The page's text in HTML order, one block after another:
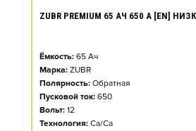
ZUBR PREMIUM 65 АЧ 650 А [EN]
Ёмкость: 65 Ач
Марка: ZUBR
Полярность: Обратная
Пусковой ток: 650
Вольт: 12
Технология: Ca/Ca